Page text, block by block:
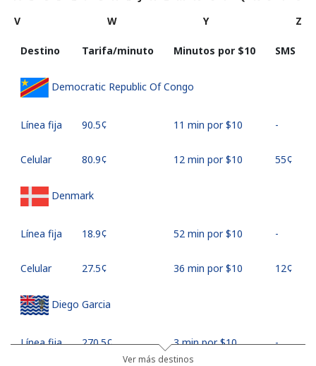
V
W Y Z
Destino Tarifa/minuto Minutos por ⁦$10⁩ SMS
Democratic Republic Of Congo
Línea fija ⁦90.5¢⁩ 11 min por ⁦$10⁩ -
Celular ⁦80.9¢⁩ 12 min por ⁦$10⁩ ⁦55¢⁩
Denmark
Línea fija ⁦18.9¢⁩ 52 min por ⁦$10⁩ -
Celular ⁦27.5¢⁩ 36 min por ⁦$10⁩ ⁦12¢⁩
Diego Garcia
Línea fija ⁦270.5¢⁩ 3 min por ⁦$10⁩ -
Ver más destinos